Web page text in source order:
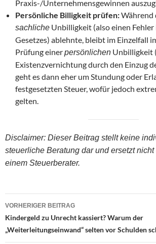
Praxis-/Unternehmensgewinnen
Persönliche Billigkeit prüfen:Während
sachliche Unbilligkeit (also einen Fehler
Gesetzes) ablehnte, bleibt im Einzelfall
Prüfung einerpersönlichen Unbilligkeit
Existenzvernichtung durch den Einzug
geht es dann eher um Stundung oder
festgesetzten Steuer, wofür jedoch
gelten.
Disclaimer: Dieser Beitrag stellt keine
steuerliche Beratung dar und ersetzt
einem Steuerberater.
Beitragsnavigation
VORHERIGER BEITRAG
Kindergeld zu Unrecht kassiert? Warum der
„Weiterleitungseinwand“ selten vor Schulden